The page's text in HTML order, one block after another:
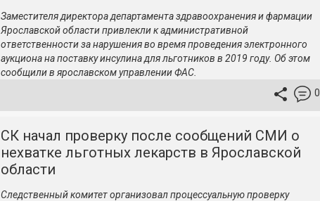
Заместителя директора департамента здравоохранения и фармации
Ярославской области привлекли к административной
ответственности за нарушения во время проведения электронного
аукциона на поставку инсулина для льготников в 2019 году. Об этом
сообщили в ярославском управлении ФАС.
0
СК начал проверку после сообщений СМИ о
нехватке льготных лекарств в Ярославской
области
Следственный комитет организовал процессуальную проверку